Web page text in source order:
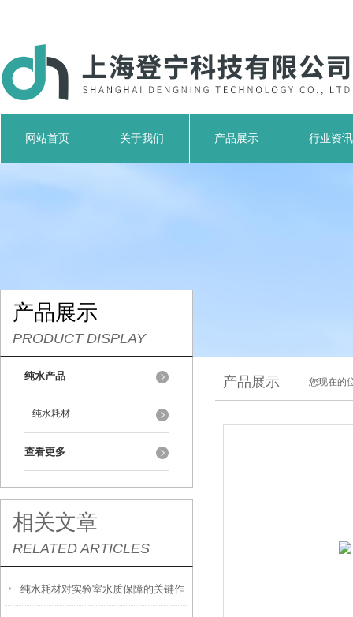
网站首页 关于我们 产品展示 行业资讯
产品展示
PRODUCT DISPLAY
纯水产品
纯水耗材
查看更多
相关文章
RELATED ARTICLES
纯水耗材对实验室水质保障的关键作
产品展示 您现在的